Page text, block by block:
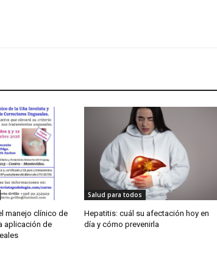
manejo clínico de
aplicación de
Salud para todos
Hepatitis: cuál su afectación hoy en
día y cómo prevenirla